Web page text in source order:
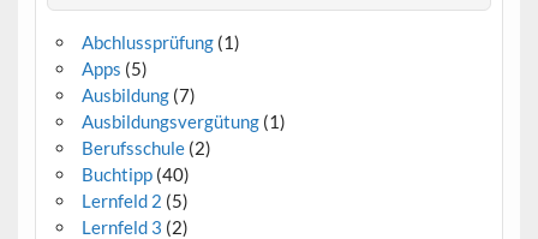
Abchlussprüfung(1)
Apps (5)
Ausbildung(7)
Ausbildungsvergütung(1)
Berufsschule(2)
Buchtipp(40)
Lernfeld 2 (5)
Lernfeld 3 (2)